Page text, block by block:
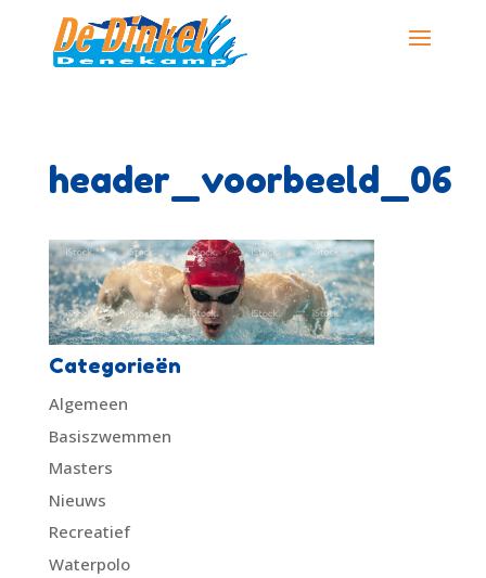
header_voorbeeld_06
Categorieën
Algemeen
Basiszwemmen
Masters
Nieuws
Recreatief
Waterpolo